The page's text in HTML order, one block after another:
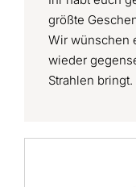
größte
Wir wünschen
wieder
Strahlen bringt.